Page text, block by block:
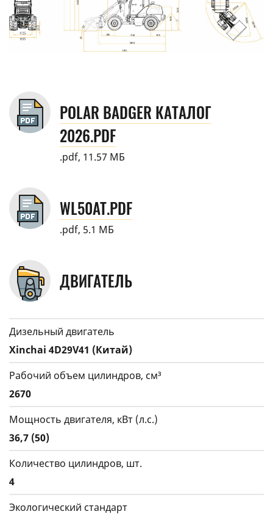
POLAR BADGER КАТАЛОГ
2026.PDF
.pdf, 11.57 МБ
WL50AT.PDF
.pdf, 5.1 МБ
ДВИГАТЕЛЬ
Дизельный двигатель
Xinchai 4D29V41 (Китай)
Рабочий объем цилиндров, см³
2670
Мощность двигателя, кВт (л.с.)
36,7 (50)
Количество цилиндров, шт.
4
Экологический стандарт